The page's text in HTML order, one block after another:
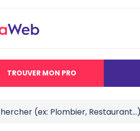
TROUVER MON PRO